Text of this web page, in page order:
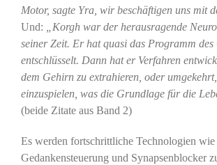
Motor, sagte Yra, wir beschäftigen uns mit
Und:
„Korgh war der herausragende
seiner Zeit. Er hat quasi das Programm des
entschlüsselt. Dann hat er Verfahren
dem Gehirn zu extrahieren, oder
einzuspielen, was die Grundlage für die
(beide Zitate aus Band 2)
Es werden fortschrittliche Technologien wie
Gedankensteuerung und Synapsenblocker